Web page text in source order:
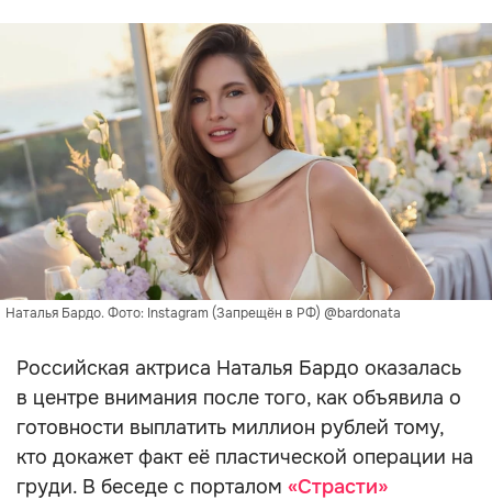
Наталья Бардо. Фото: Instagram (Запрещён в РФ) @bardonata
Российская актриса Наталья Бардо оказалась
в центре внимания после того, как объявила о
готовности выплатить миллион рублей тому,
кто докажет факт её пластической операции на
груди. В беседе с порталом «Страсти»